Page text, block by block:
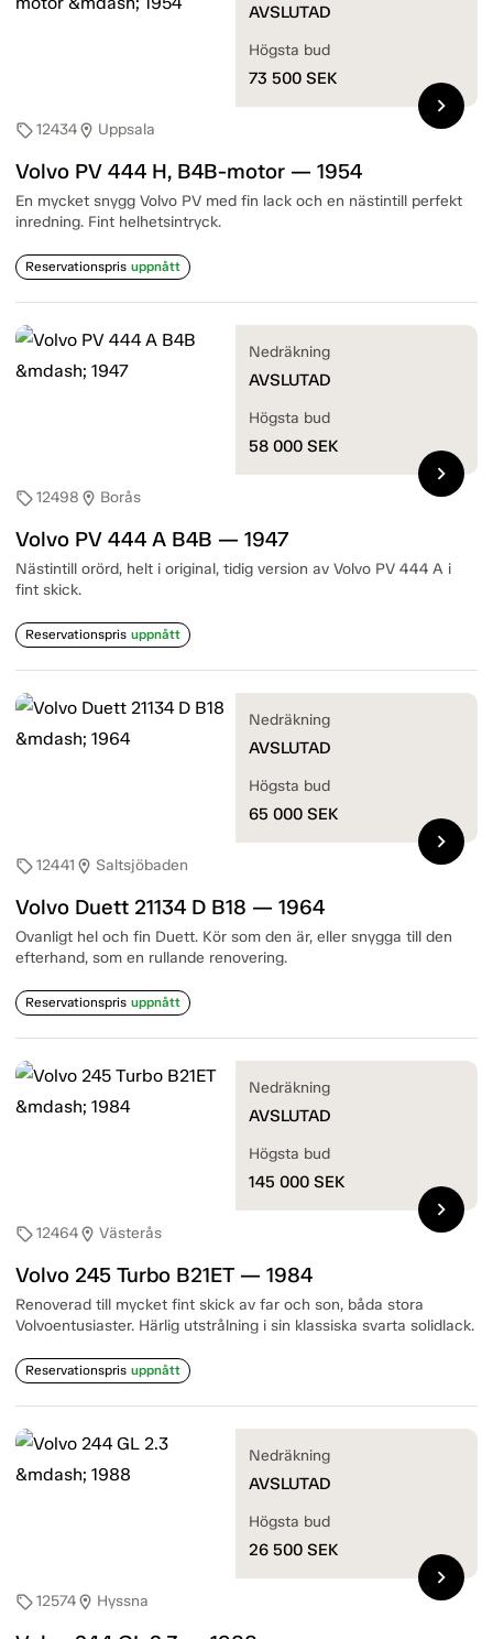
sell12434location_on Uppsala
Volvo PV 444 H, B4B-motor — 1954
En mycket snygg Volvo PV med fin lack och en nästintill perfekt
inredning. Fint helhetsintryck.
Reservationspris uppnått
AVSLUTAD
Högsta bud
73 500 SEK
chevron_right
sell12498 location_on Borås
Volvo PV 444 A B4B — 1947
Nästintill orörd, helt i original, tidig version av Volvo PV 444 A i
fint skick.
Reservationspris uppnått
Nedräkning
AVSLUTAD
Högsta bud
58 000 SEK
chevron_right
sell12441 location_on Saltsjöbaden
Volvo Duett 21134 D B18 — 1964
Ovanligt hel och fin Duett. Kör som den är, eller snygga till den
efterhand, som en rullande renovering.
Reservationspris uppnått
Nedräkning
AVSLUTAD
Högsta bud
65 000 SEK
chevron_right
sell12464location_on Västerås
Volvo 245 Turbo B21ET — 1984
Renoverad till mycket fint skick av far och son, båda stora
Volvoentusiaster. Härlig utstrålning i sin klassiska svarta solidlack.
Reservationspris uppnått
Nedräkning
AVSLUTAD
Högsta bud
145 000 SEK
chevron_right
sell12574location_on Hyssna
Nedräkning
AVSLUTAD
Högsta bud
26 500 SEK
chevron_right